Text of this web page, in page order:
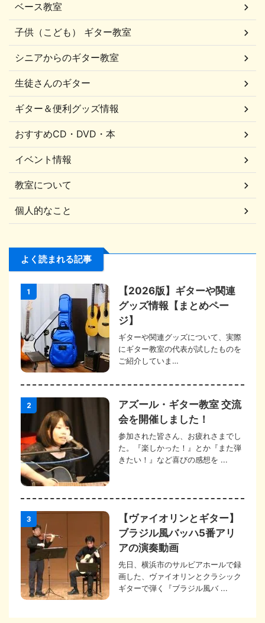
ベース教室
子供（こども） ギター教室
シニアからのギター教室
生徒さんのギター
ギター＆便利グッズ情報
おすすめCD・DVD・本
イベント情報
教室について
個人的なこと
よく読まれる記事
1
【2026版】ギターや関連
グッズ情報【まとめペー
ジ】
ギターや関連グッズについて、実際
にギター教室の代表が試したものを
ご紹介していま…
2
アズール・ギター教室 交流
会を開催しました！
参加された皆さん、お疲れさまでし
た。『楽しかった！』とか『また弾
きたい！』など喜びの感想を ...
3
【ヴァイオリンとギター】
ブラジル風バッハ5番アリ
アの演奏動画
先日、横浜市のサルビアホールで録
画した、ヴァイオリンとクラシック
ギターで弾く『ブラジル風バ ...